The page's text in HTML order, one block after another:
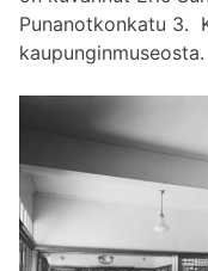
Punanotkonkatu 3.
kaupunginmuseosta.